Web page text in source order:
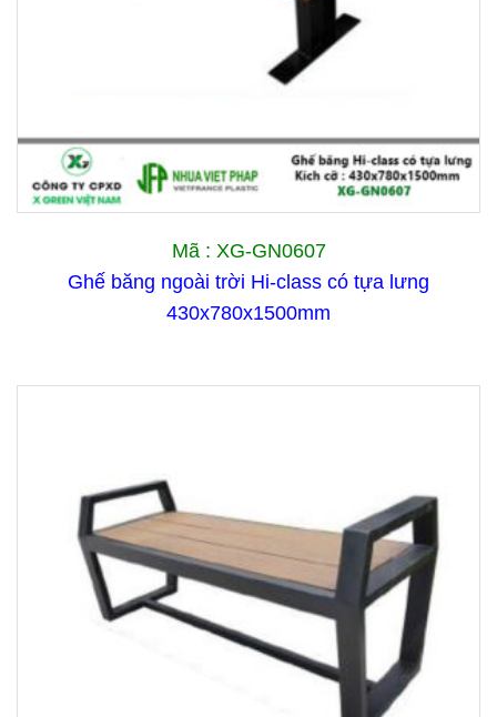
Mã : XG-GN0607
Ghế băng ngoài trời Hi-class có tựa lưng
430x780x1500mm